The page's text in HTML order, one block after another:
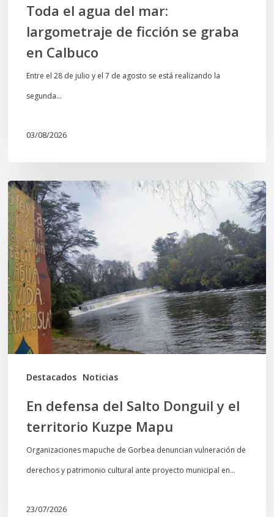
Toda el agua del mar:
largometraje de ficción se graba
en Calbuco
Entre el 28 de julio y el 7 de agosto se está realizando la
segunda…
03/08/2026
Destacados Noticias
En
defensa
del
Salto
Donguil
y
el
territorio
Kuzpe
Mapu
En defensa del Salto Donguil y el
territorio Kuzpe Mapu
Organizaciones mapuche de Gorbea denuncian vulneración de
derechos y patrimonio cultural ante proyecto municipal en…
23/07/2026